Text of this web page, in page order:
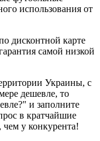
использования от
дисконтной карте
самой низкой
Украины, с
дешевле, то
и заполните
в кратчайшие
чем у конкурента!